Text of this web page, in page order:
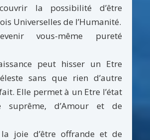
la possibilité d’être
Universelles de l’Humanité.
vous-même pureté
peut hisser un Etre
sans que rien d’autre
Elle permet à un Etre l’état
suprême, d’Amour et de
la joie d’être offrande et de